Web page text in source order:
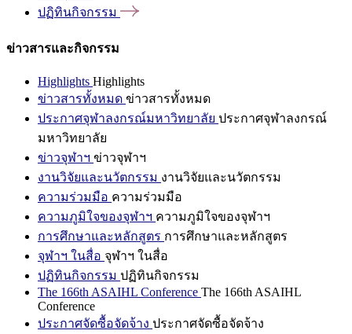
ปฏิทินกิจกรรม
ข่าวสารและกิจกรรม
Highlights Highlights
ข่าวสารทั้งหมด ข่าวสารทั้งหมด
ประกาศจุฬาลงกรณ์มหาวิทยาลัย ประกาศจุฬาลงกรณ์
มหาวิทยาลัย
ข่าวจุฬาฯ ข่าวจุฬาฯ
งานวิจัยและนวัตกรรม งานวิจัยและนวัตกรรม
ความร่วมมือ ความร่วมมือ
ความภูมิใจของจุฬาฯ ความภูมิใจของจุฬาฯ
การศึกษาและหลักสูตร การศึกษาและหลักสูตร
จุฬาฯ ในสื่อ จุฬาฯ ในสื่อ
ปฏิทินกิจกรรม ปฏิทินกิจกรรม
The 166th ASAIHL Conference The 166th ASAIHL
Conference
ประกาศจัดซื้อจัดจ้าง ประกาศจัดซื้อจัดจ้าง